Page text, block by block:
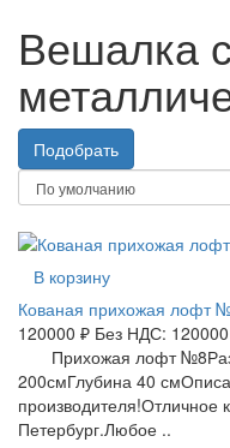
Вешалка
Подобрать
В корзину
Кованая прихожая лофт
120000 ₽ Без НДС:
Прихожая лофт
200смГлубина 40
производителя!Отличное
Петербург.Любое ..